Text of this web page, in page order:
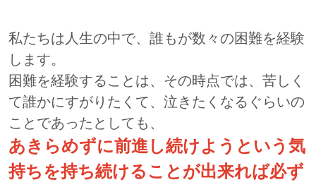
私たちは人生の中で、誰もが数々の困難を経験
します。
困難を経験することは、その時点では、苦しく
て誰かにすがりたくて、泣きたくなるぐらいの
ことであったとしても、
あきらめずに前進し続けようという気
持ちを持ち続けることが出来れば必ず